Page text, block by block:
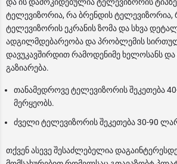
ტელევიზორია, რა ბრენდის ტელევიზორია,
ტელევიზორის ეკრანის ზომა და სხვა
ადგილმდებარეობა და პრობლემის
დავუკავშირდით რამოდენიმე ხელოსანს
გაზიარება.
თანამედროვე ტელევიზორის შეკეთება
მერყეობს.
ძველი ტელევიზორის შეკეთება 30-90
თქვენ ასევე შესაძლებელია